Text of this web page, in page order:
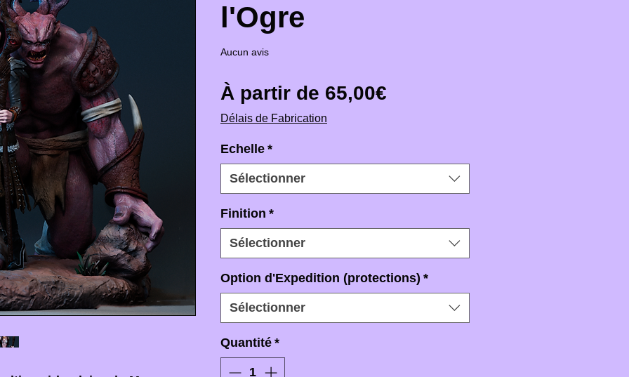
l'Ogre
Aucun avis
À partir de 65,00€
Délais de Fabrication
Echelle *
Sélectionner
Finition *
Sélectionner
Option d'Expedition (protections) *
Sélectionner
Quantité *